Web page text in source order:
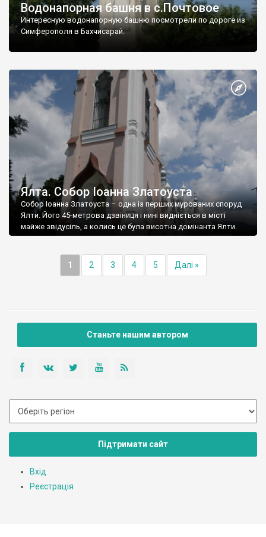
Водонапорная башня в с.Почтовое
Интересную водонапорную башню посмотрели по дороге из
Симферополя в Бахчисарай.
Ялта. Собор Іоанна Златоуста
Собор Іоанна Златоуста – одна із перших мурованих споруд
Ялти. Його 45-метрова дзвіниця і нині видніється в місті
майже звідусіль, а колись це була висотна домінанта Ялти.
1 2 3 4 5 Далі »
Станьте нашим автором
Підтримати сайт
Вхід
Реєстрація